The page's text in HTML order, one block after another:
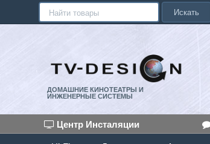
Искать
ДОМАШНИЕ КИНОТЕАТРЫ И
ИНЖЕНЕРНЫЕ СИСТЕМЫ
Центр Инсталяции